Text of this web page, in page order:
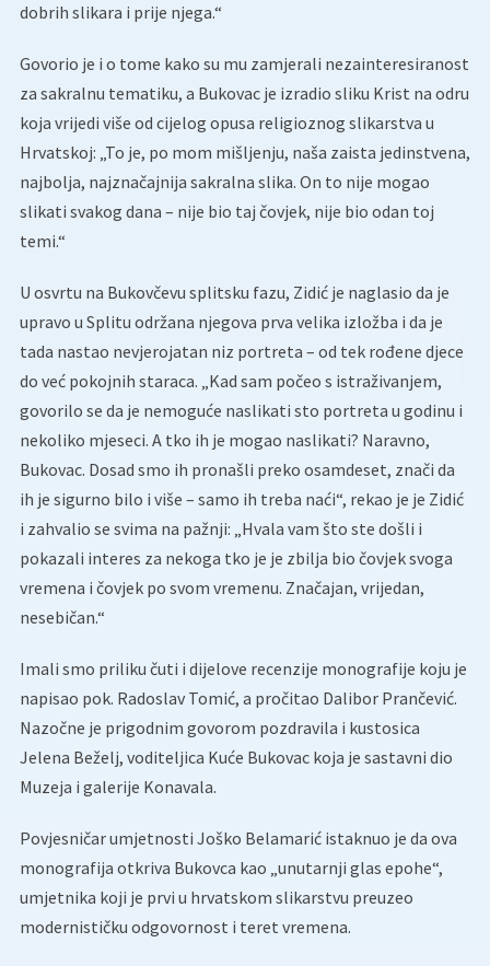
dobrih slikara i prije njega.“
Govorio je i o tome kako su mu zamjerali nezainteresiranost
za sakralnu tematiku, a Bukovac je izradio sliku Krist na odru
koja vrijedi više od cijelog opusa religioznog slikarstva u
Hrvatskoj: „To je, po mom mišljenju, naša zaista jedinstvena,
najbolja, najznačajnija sakralna slika. On to nije mogao
slikati svakog dana – nije bio taj čovjek, nije bio odan toj
temi.“
U osvrtu na Bukovčevu splitsku fazu, Zidić je naglasio da je
upravo u Splitu održana njegova prva velika izložba i da je
tada nastao nevjerojatan niz portreta – od tek rođene djece
do već pokojnih staraca. „Kad sam počeo s istraživanjem,
govorilo se da je nemoguće naslikati sto portreta u godinu i
nekoliko mjeseci. A tko ih je mogao naslikati? Naravno,
Bukovac. Dosad smo ih pronašli preko osamdeset, znači da
ih je sigurno bilo i više – samo ih treba naći“, rekao je je Zidić
i zahvalio se svima na pažnji: „Hvala vam što ste došli i
pokazali interes za nekoga tko je je zbilja bio čovjek svoga
vremena i čovjek po svom vremenu. Značajan, vrijedan,
nesebičan.“
Imali smo priliku čuti i dijelove recenzije monografije koju je
napisao pok. Radoslav Tomić, a pročitao Dalibor Prančević.
Nazočne je prigodnim govorom pozdravila i kustosica
Jelena Beželj, voditeljica Kuće Bukovac koja je sastavni dio
Muzeja i galerije Konavala.
Povjesničar umjetnosti Joško Belamarić istaknuo je da ova
monografija otkriva Bukovca kao „unutarnji glas epohe“,
umjetnika koji je prvi u hrvatskom slikarstvu preuzeo
modernističku odgovornost i teret vremena.